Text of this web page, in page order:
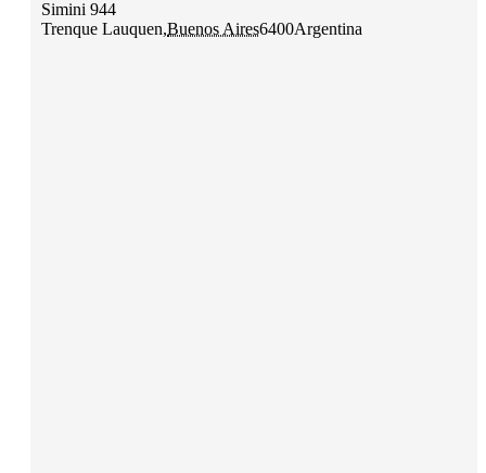
Simini 944
Trenque Lauquen,Buenos Aires6400Argentina